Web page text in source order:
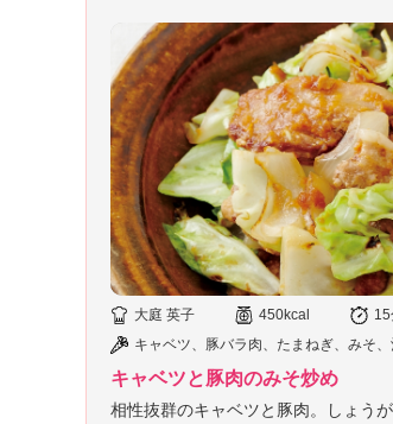
大庭 英子 450kcal
キャベツ、豚バラ肉、たまねぎ、みそ
キャベツと豚肉のみそ炒め
相性抜群のキャベツと豚肉。しょう